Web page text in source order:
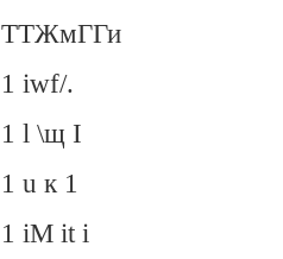
ТТЖмГГи
1 iwf/.
1 l \щ I
1 u к 1
1 iM it i